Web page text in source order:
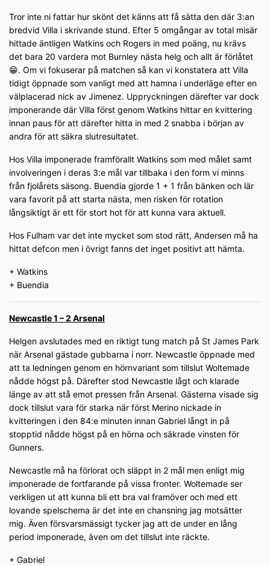
Tror inte ni fattar hur skönt det känns att få sätta den där 3:an
bredvid Villa i skrivande stund. Efter 5 omgångar av total misär
hittade äntligen Watkins och Rogers in med poäng, nu krävs
det bara 20 vardera mot Burnley nästa helg och allt är förlåtet
😁. Om vi fokuserar på matchen så kan vi konstatera att Villa
tidigt öppnade som vanligt med att hamna i underläge efter en
välplacerad nick av Jimenez. Uppryckningen därefter var dock
imponerande där Villa först genom Watkins hittar en kvittering
innan paus för att därefter hitta in med 2 snabba i början av
andra för att säkra slutresultatet.
Hos Villa imponerade framförallt Watkins som med målet samt
involveringen i deras 3:e mål var tillbaka i den form vi minns
från fjolårets säsong. Buendia gjorde 1 + 1 från bänken och lär
vara favorit på att starta nästa, men risken för rotation
långsiktigt är ett för stort hot för att kunna vara aktuell.
Hos Fulham var det inte mycket som stod rätt, Andersen må ha
hittat defcon men i övrigt fanns det inget positivt att hämta.
+ Watkins
+ Buendia
Newcastle 1 – 2 Arsenal
Helgen avslutades med en riktigt tung match på St James Park
när Arsenal gästade gubbarna i norr. Newcastle öppnade med
att ta ledningen genom en hörnvariant som tillslut Woltemade
nådde högst på. Därefter stod Newcastle lågt och klarade
länge av att stå emot pressen från Arsenal. Gästerna visade sig
dock tillslut vara för starka när först Merino nickade in
kvitteringen i den 84:e minuten innan Gabriel långt in på
stopptid nådde högst på en hörna och säkrade vinsten för
Gunners.
Newcastle må ha förlorat och släppt in 2 mål men enligt mig
imponerade de fortfarande på vissa fronter. Woltemade ser
verkligen ut att kunna bli ett bra val framöver och med ett
lovande spelschema är det inte en chansning jag motsätter
mig. Även försvarsmässigt tycker jag att de under en lång
period imponerade, även om det tillslut inte räckte.
+ Gabriel